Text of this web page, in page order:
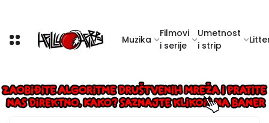
Muzika
Filmovi
i serije
Umetnost
i strip